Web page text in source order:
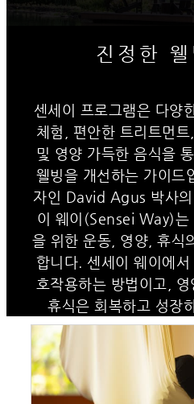
진정한
센세이 프로그램은 다양
체험, 편안한 트리트먼
및 영양 가득한 음식을
웰빙을 개선하는 가이드
자인 David Agus 박사의
이 웨이(Sensei Way)는
을 위한 운동, 영양, 휴식
합니다. 센세이 웨이에
호작용하는 방법이고,
휴식은 회복하고 성장